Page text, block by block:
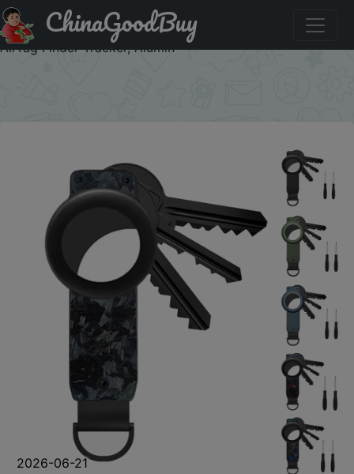
Скидка на: Key Organizer, Compact Keyholder, Anti-Lost
Metal Keychain with Airtag Case, Compatible with Apple
AirTag Finder Tracker, Alumin
ChinaGoodBuy
2026-06-21